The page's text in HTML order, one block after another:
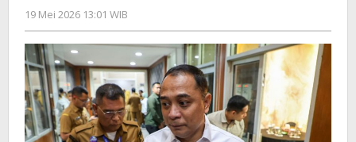
Aduan:
Mulai
Jalan
Berlubang
hingga
Curhat
Asmara
19 Mei 2026 13:01 WIB
Imam
WD